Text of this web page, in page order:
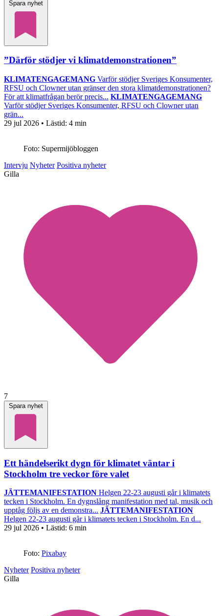
Spara nyhet
”Därför stödjer vi klimatdemonstrationen”
KLIMATENGAGEMANG Varför stödjer Sveriges Konsumenter,
RFSU och Clowner utan gränser den stora klimatdemonstrationen?
För att klimatfrågan berör precis... KLIMATENGAGEMANG
Varför stödjer Sveriges Konsumenter, RFSU och Clowner utan
grän...
29 jul 2026 • Lästid: 4 min
Foto: Supermijöbloggen
Intervju Nyheter Positiva nyheter
Gilla
7
Spara nyhet
Ett händelserikt dygn för klimatet väntar i
Stockholm tre veckor före valet
JÄTTEMANIFESTATION Helgen 22-23 augusti går i klimatets
tecken i Stockholm. En dygnslång manifestation med tal, musik och
upptåg följs av en demonstra... JÄTTEMANIFESTATION
Helgen 22-23 augusti går i klimatets tecken i Stockholm. En d...
29 jul 2026 • Lästid: 6 min
Foto: Pixabay
Nyheter Positiva nyheter
Gilla